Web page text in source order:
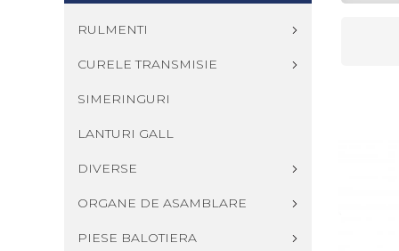
RULMENTI
CURELE TRANSMISIE
SIMERINGURI
LANTURI GALL
DIVERSE
ORGANE DE ASAMBLARE
PIESE BALOTIERA